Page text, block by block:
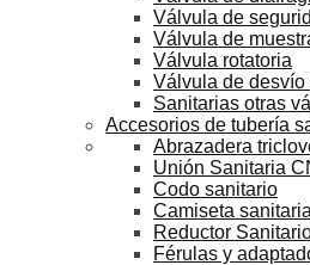
Válvula de
Válvula de
Válvula rotatoria
Válvula de desvío
Sanitarias otras
Accesorios de tubería
Abrazadera
Unión Sanitaria
Codo sanitario
Camiseta sanitaria
Reductor
Férulas y